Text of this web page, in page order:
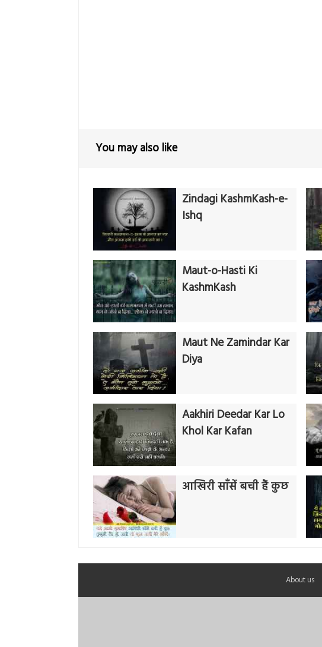
You may also like
Zindagi KashmKash-e-
Ishq
Maut-o-Hasti Ki
KashmKash
Maut Ne Zamindar Kar
Diya
Aakhiri Deedar Kar Lo
Khol Kar Kafan
आखिरी साँसें बची हैं कुछ
About us